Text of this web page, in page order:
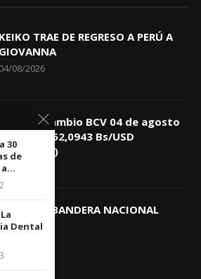
KEIKO TRAE DE REGRESO A PERÚ A
GIOVANNA
04/08/2026
Tasa de Cambio BCV 04 de agosto
de 2026: 752,0943 Bs/USD
(+0,4418%)
08/2026
DIA DE LA BANDERA NACIONAL
08/2026
30
de
Dental